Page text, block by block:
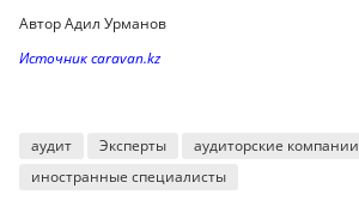
Автор Адил Урманов
Источник caravan.kz
аудит Эксперты
аудиторские компании
иностранные специалисты